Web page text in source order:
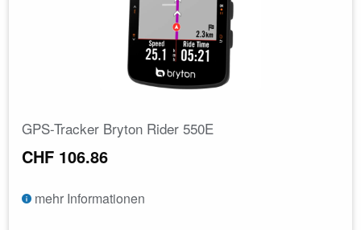
GPS-Tracker Bryton Rider 550E
CHF 106.86
mehr Informationen